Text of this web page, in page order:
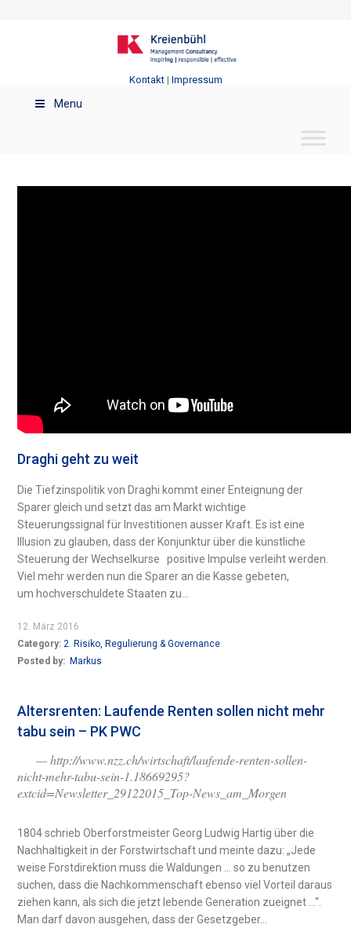
Kontakt| Impressum
Menu
Draghi geht zu weit
Die Tiefzinspolitik von Draghi kommt einer Enteignung der
Sparer gleich und setzt das am Markt wichtige
Steuerungssignal für Investitionen ausser Kraft. Es ist eine
Illusion zu glauben, dass der Konjunktur über die künstliche
Steuerung der Wechselkurse positive Impulse verleiht werden.
Viel mehr werden nun die Sparer an die Kasse gebeten,
um hochverschuldete Staaten zu...
12. März 2016
Category:2. Risiko, Regulierung & Governance
Posted by: Markus
Altersrenten: Laufende Renten sollen nicht mehr
tabu sein – PK PWC
— http://www.nzz.ch/wirtschaft/laufende-renten-sollen-
nicht-mehr-tabu-sein-1.18669295?
extcid=Newsletter_29122015_Top-News_am_Morgen
1804 schrieb Oberforstmeister Georg Ludwig Hartig über die
Nachhaltigkeit in der Forstwirtschaft und meinte dazu: „Jede
weise Forstdirektion muss die Waldungen … so zu benutzen
suchen, dass die Nachkommenschaft ebenso viel Vorteil daraus
ziehen kann, als sich die jetzt lebende Generation zueignet …“.
Man darf davon ausgehen, dass der Gesetzgeber...